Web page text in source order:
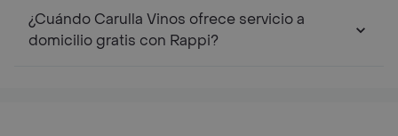
¿Cuándo Carulla Vinos ofrece servicio a
domicilio gratis con Rappi?